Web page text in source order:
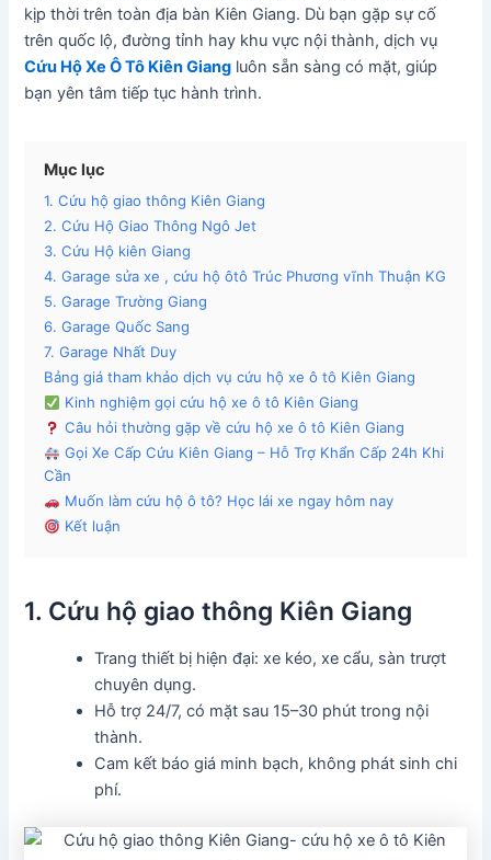
kịp thời trên toàn địa bàn Kiên Giang. Dù bạn gặp sự cố
trên quốc lộ, đường tỉnh hay khu vực nội thành, dịch vụ
Cứu Hộ Xe Ô Tô Kiên Giang luôn sẵn sàng có mặt, giúp
bạn yên tâm tiếp tục hành trình.
Mục lục
1. Cứu hộ giao thông Kiên Giang
2. Cứu Hộ Giao Thông Ngô Jet
3. Cứu Hộ kiên Giang
4. Garage sửa xe , cứu hộ ôtô Trúc Phương vĩnh Thuận KG
5. Garage Trường Giang
6. Garage Quốc Sang
7. Garage Nhất Duy
Bảng giá tham khảo dịch vụ cứu hộ xe ô tô Kiên Giang
Kinh nghiệm gọi cứu hộ xe ô tô Kiên Giang
Câu hỏi thường gặp về cứu hộ xe ô tô Kiên Giang
Gọi Xe Cấp Cứu Kiên Giang – Hỗ Trợ Khẩn Cấp 24h Khi
Cần
Muốn làm cứu hộ ô tô? Học lái xe ngay hôm nay
Kết luận
1. Cứu hộ giao thông Kiên Giang
Trang thiết bị hiện đại: xe kéo, xe cẩu, sàn trượt
chuyên dụng.
Hỗ trợ 24/7, có mặt sau 15–30 phút trong nội
thành.
Cam kết báo giá minh bạch, không phát sinh chi
phí.